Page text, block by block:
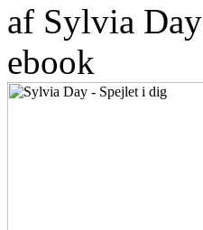
af Sylvia Day
ebook